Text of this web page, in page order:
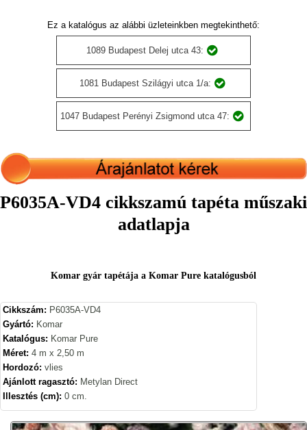
Ez a katalógus az alábbi üzleteinkben megtekinthető:
1089 Budapest Delej utca 43:
1081 Budapest Szilágyi utca 1/a:
1047 Budapest Perényi Zsigmond utca 47:
P6035A-VD4 cikkszamú tapéta műszaki
adatlapja
Komar gyár tapétája a Komar Pure katalógusból
Cikkszám: P6035A-VD4
Gyártó: Komar
Katalógus: Komar Pure
Méret: 4 m x 2,50 m
Hordozó: vlies
Ajánlott ragasztó: Metylan Direct
Illesztés (cm): 0 cm.